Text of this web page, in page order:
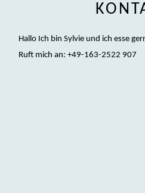
Hallo Ich bin Sylvie und ich esse
Ruft mich an: +49-163-2522 907